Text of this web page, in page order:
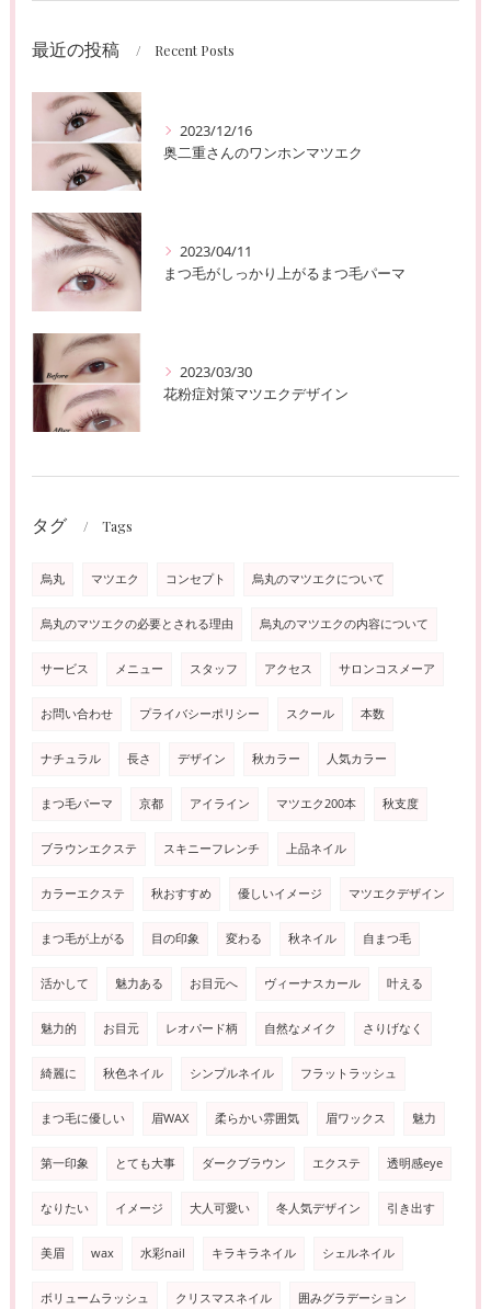
最近の投稿 Recent Posts
2023/12/16
奥二重さんのワンホンマツエク
2023/04/11
まつ毛がしっかり上がるまつ毛パーマ
2023/03/30
花粉症対策マツエクデザイン
タグ Tags
烏丸 マツエク コンセプト 烏丸のマツエクについて
烏丸のマツエクの必要とされる理由 烏丸のマツエクの内容について
サービス メニュー スタッフ アクセス サロンコスメーア
お問い合わせ プライバシーポリシー スクール 本数
ナチュラル 長さ デザイン 秋カラー 人気カラー
まつ毛パーマ 京都 アイライン マツエク200本 秋支度
ブラウンエクステ スキニーフレンチ 上品ネイル
カラーエクステ 秋おすすめ 優しいイメージ マツエクデザイン
まつ毛が上がる 目の印象 変わる 秋ネイル 自まつ毛
活かして 魅力ある お目元へ ヴィーナスカール 叶える
魅力的 お目元 レオパード柄 自然なメイク さりげなく
綺麗に 秋色ネイル シンプルネイル フラットラッシュ
まつ毛に優しい 眉WAX 柔らかい雰囲気 眉ワックス 魅力
第一印象 とても大事 ダークブラウン エクステ 透明感eye
なりたい イメージ 大人可愛い 冬人気デザイン 引き出す
美眉 wax 水彩nail キラキラネイル シェルネイル
ボリュームラッシュ クリスマスネイル 囲みグラデーション